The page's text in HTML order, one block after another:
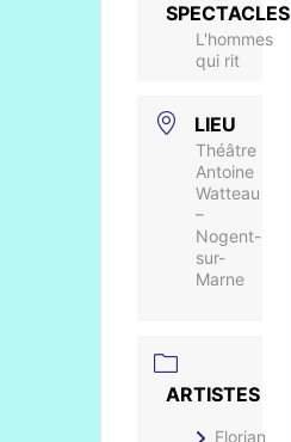
SPECTACLES
L'hommes
qui rit
LIEU
Théâtre
Antoine
Watteau
–
Nogent-
sur-
Marne
ARTISTES
Florian